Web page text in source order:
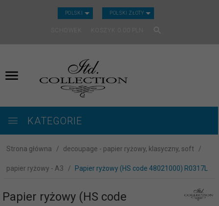
POLSKI CURRENCY_H
POLSKI ZŁOTY
SCHOWEK KOSZYK
KATEGORIE
Strona główna decoupage - papier ryżowy, klasyczny, soft
papier ryżowy - A3 Papier ryżowy (HS code 48021000) R0317L
Papier ryżowy (HS code